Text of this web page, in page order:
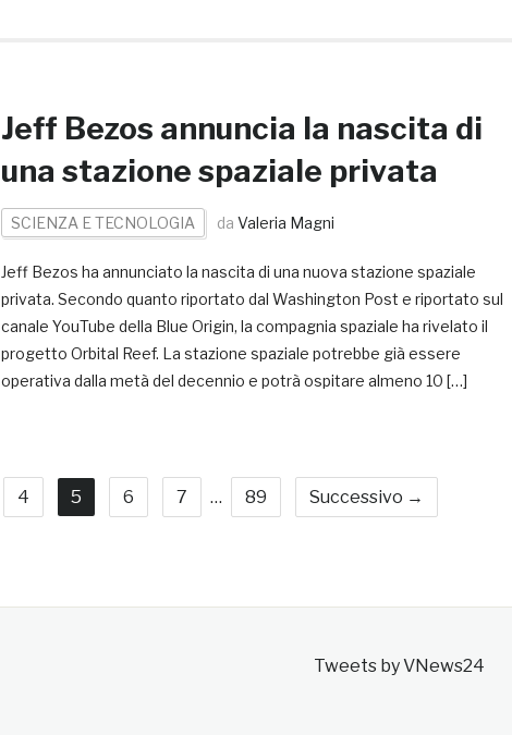
Jeff Bezos annuncia la nascita di
una stazione spaziale privata
SCIENZA E TECNOLOGIA da Valeria Magni
Jeff Bezos ha annunciato la nascita di una nuova stazione spaziale
privata. Secondo quanto riportato dal Washington Post e riportato sul
canale YouTube della Blue Origin, la compagnia spaziale ha rivelato il
progetto Orbital Reef. La stazione spaziale potrebbe già essere
operativa dalla metà del decennio e potrà ospitare almeno 10 […]
4 5 6 7 … 89 Successivo →
Tweets by VNews24